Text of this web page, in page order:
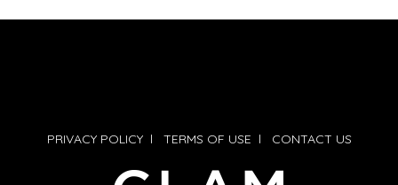
PRIVACY POLICYl TERMS OF USE l CONTACT US